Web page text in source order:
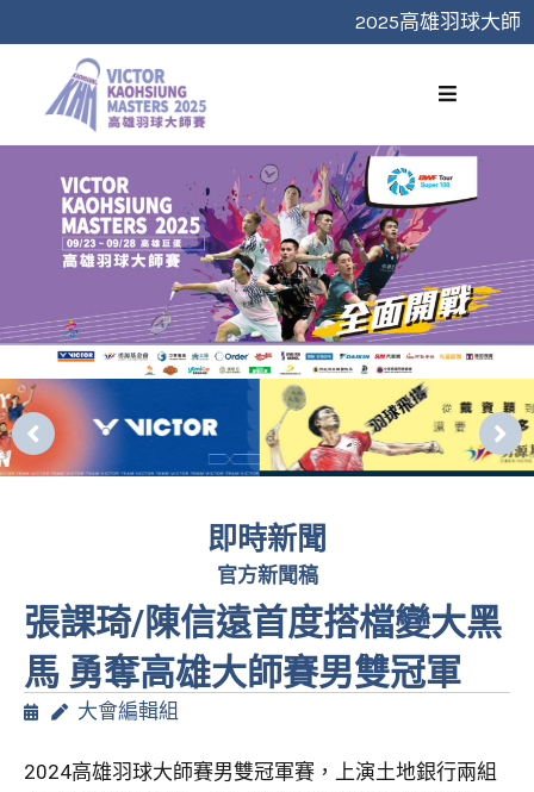
2025高雄羽球大師
即時新聞
官方新聞稿
張課琦/陳信遠首度搭檔變大黑
馬 勇奪高雄大師賽男雙冠軍
大會編輯組
2024高雄羽球大師賽男雙冠軍賽，上演土地銀行兩組